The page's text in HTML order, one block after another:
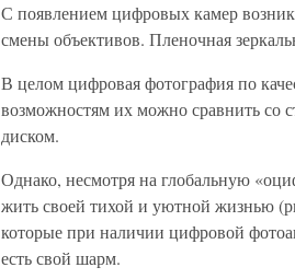
С появлением цифровых камер
смены объективов. Пленочная
В целом цифровая фотография по
возможностям их можно сравнить со
диском.
Однако, несмотря на глобальную
жить своей тихой и уютной жизнью
которые при наличии цифровой
есть свой шарм.